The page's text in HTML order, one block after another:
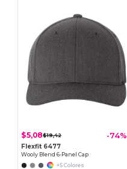
$5,08$19,42 -74%
Flexfit 6477
Wooly Blend 6-Panel Cap
+5 Colores